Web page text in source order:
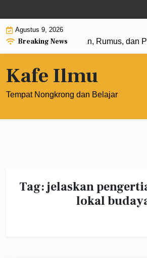
to
contentAgustus 9, 2026
Breaking News
Pangkat 0: Pengertian, Rumus, dan
Kafe Ilmu
Tempat Nongkrong dan Belajar
Tag:jelaskan
lokal